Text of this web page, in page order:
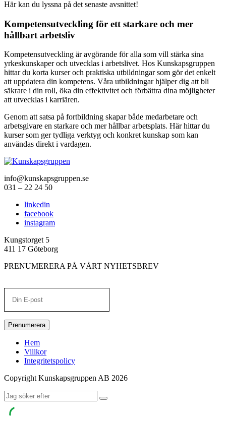
Här kan du lyssna på det senaste avsnittet!
Kompetensutveckling för ett starkare och mer
hållbart arbetsliv
Kompetensutveckling är avgörande för alla som vill stärka sina
yrkeskunskaper och utvecklas i arbetslivet. Hos Kunskapsgruppen
hittar du korta kurser och praktiska utbildningar som gör det enkelt
att uppdatera din kompetens. Våra utbildningar hjälper dig att bli
säkrare i din roll, öka din effektivitet och förbättra dina möjligheter
att utvecklas i karriären.
Genom att satsa på fortbildning skapar både medarbetare och
arbetsgivare en starkare och mer hållbar arbetsplats. Här hittar du
kurser som ger tydliga verktyg och konkret kunskap som kan
användas direkt i vardagen.
info@kunskapsgruppen.se
031 – 22 24 50
linkedin
facebook
instagram
Kungstorget 5
411 17 Göteborg
PRENUMERERA PÅ VÅRT NYHETSBREV
Prenumerera
Hem
Villkor
Integritetspolicy
Copyright Kunskapsgruppen AB 2026
Sök
efter: